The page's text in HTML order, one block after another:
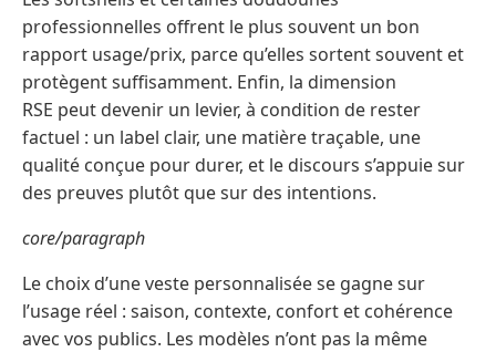
professionnelles offrent le plus souvent un bon
rapport usage/prix, parce qu’elles sortent souvent et
protègent suffisamment. Enfin, la dimension
RSE peut devenir un levier, à condition de rester
factuel : un label clair, une matière traçable, une
qualité conçue pour durer, et le discours s’appuie sur
des preuves plutôt que sur des intentions.
core/paragraph
Le choix d’une veste personnalisée se gagne sur
l’usage réel : saison, contexte, confort et cohérence
avec vos publics. Les modèles n’ont pas la même